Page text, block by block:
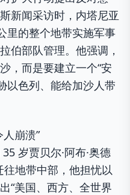
新闻采访时，内塔尼亚
里的整个地带实施军事
伯部队管理。他强调，
，而是要建立一个“安
以色列、能给加沙人带
崩溃”
岁贾贝尔·阿布·奥德
往地带中部，他担忧以
“美国、西方、全世界